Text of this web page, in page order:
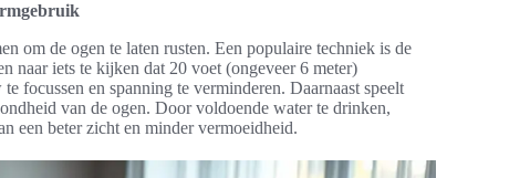
om de ogen te laten rusten. Een populaire techniek is de
naar iets te kijken dat 20 voet (ongeveer 6 meter)
focussen en spanning te verminderen. Daarnaast speelt
van de ogen. Door voldoende water te drinken,
een beter zicht en minder vermoeidheid.